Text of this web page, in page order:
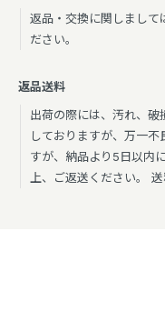
返品・交換に関しまして
ださい。
返品送料
出荷の際には、汚れ、
しておりますが、万一
すが、納品より5日以内
上、ご返送ください。